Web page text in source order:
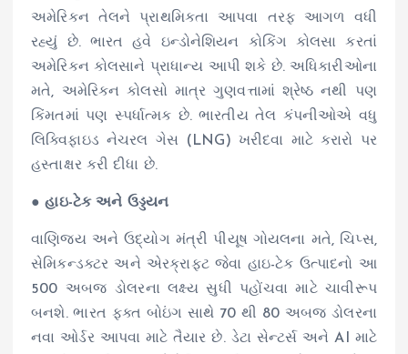
અમેરિકન તેલને પ્રાથમિકતા આપવા તરફ આગળ વધી
રહ્યું છે. ભારત હવે ઇન્ડોનેશિયન કોકિંગ કોલસા કરતાં
અમેરિકન કોલસાને પ્રાધાન્ય આપી શકે છે. અધિકારીઓના
મતે, અમેરિકન કોલસો માત્ર ગુણવત્તામાં શ્રેષ્ઠ નથી પણ
કિંમતમાં પણ સ્પર્ધાત્મક છે. ભારતીય તેલ કંપનીઓએ વધુ
લિક્વિફાઇડ નેચરલ ગેસ (LNG) ખરીદવા માટે કરારો પર
હસ્તાક્ષર કરી દીધા છે.
●હાઇ-ટેક અને ઉડ્ડયન
વાણિજ્ય અને ઉદ્યોગ મંત્રી પીયૂષ ગોયલના મતે, ચિપ્સ,
સેમિકન્ડક્ટર અને એરક્રાફ્ટ જેવા હાઇ-ટેક ઉત્પાદનો આ
500 અબજ ડોલરના લક્ષ્ય સુધી પહોંચવા માટે ચાવીરૂપ
બનશે. ભારત ફક્ત બોઇંગ સાથે 70 થી 80 અબજ ડોલરના
નવા ઓર્ડર આપવા માટે તૈયાર છે. ડેટા સેન્ટર્સ અને AI માટે